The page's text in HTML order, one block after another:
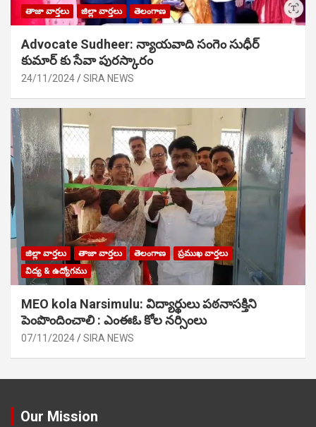
తాజా వార్తలు జిల్లా వార్తలు తెలంగాణ
Advocate Sudheer: న్యాయవాది సంగెం సుధీర్
కుమార్ కు సేవా పురస్కారం
24/11/2024 SIRA NEWS
జిల్లా వార్తలు తాజా వార్తలు తెలంగాణ
ప్రముఖ వార్తలు
విద్య & ఉద్యోగము
MEO kola Narsimulu: విద్యార్థులు పఠ‌నాసక్తిని
పెంపొందించాలి : ఎంఈఓ కోల నర్సింలు
07/11/2024 SIRA NEWS
Our Mission